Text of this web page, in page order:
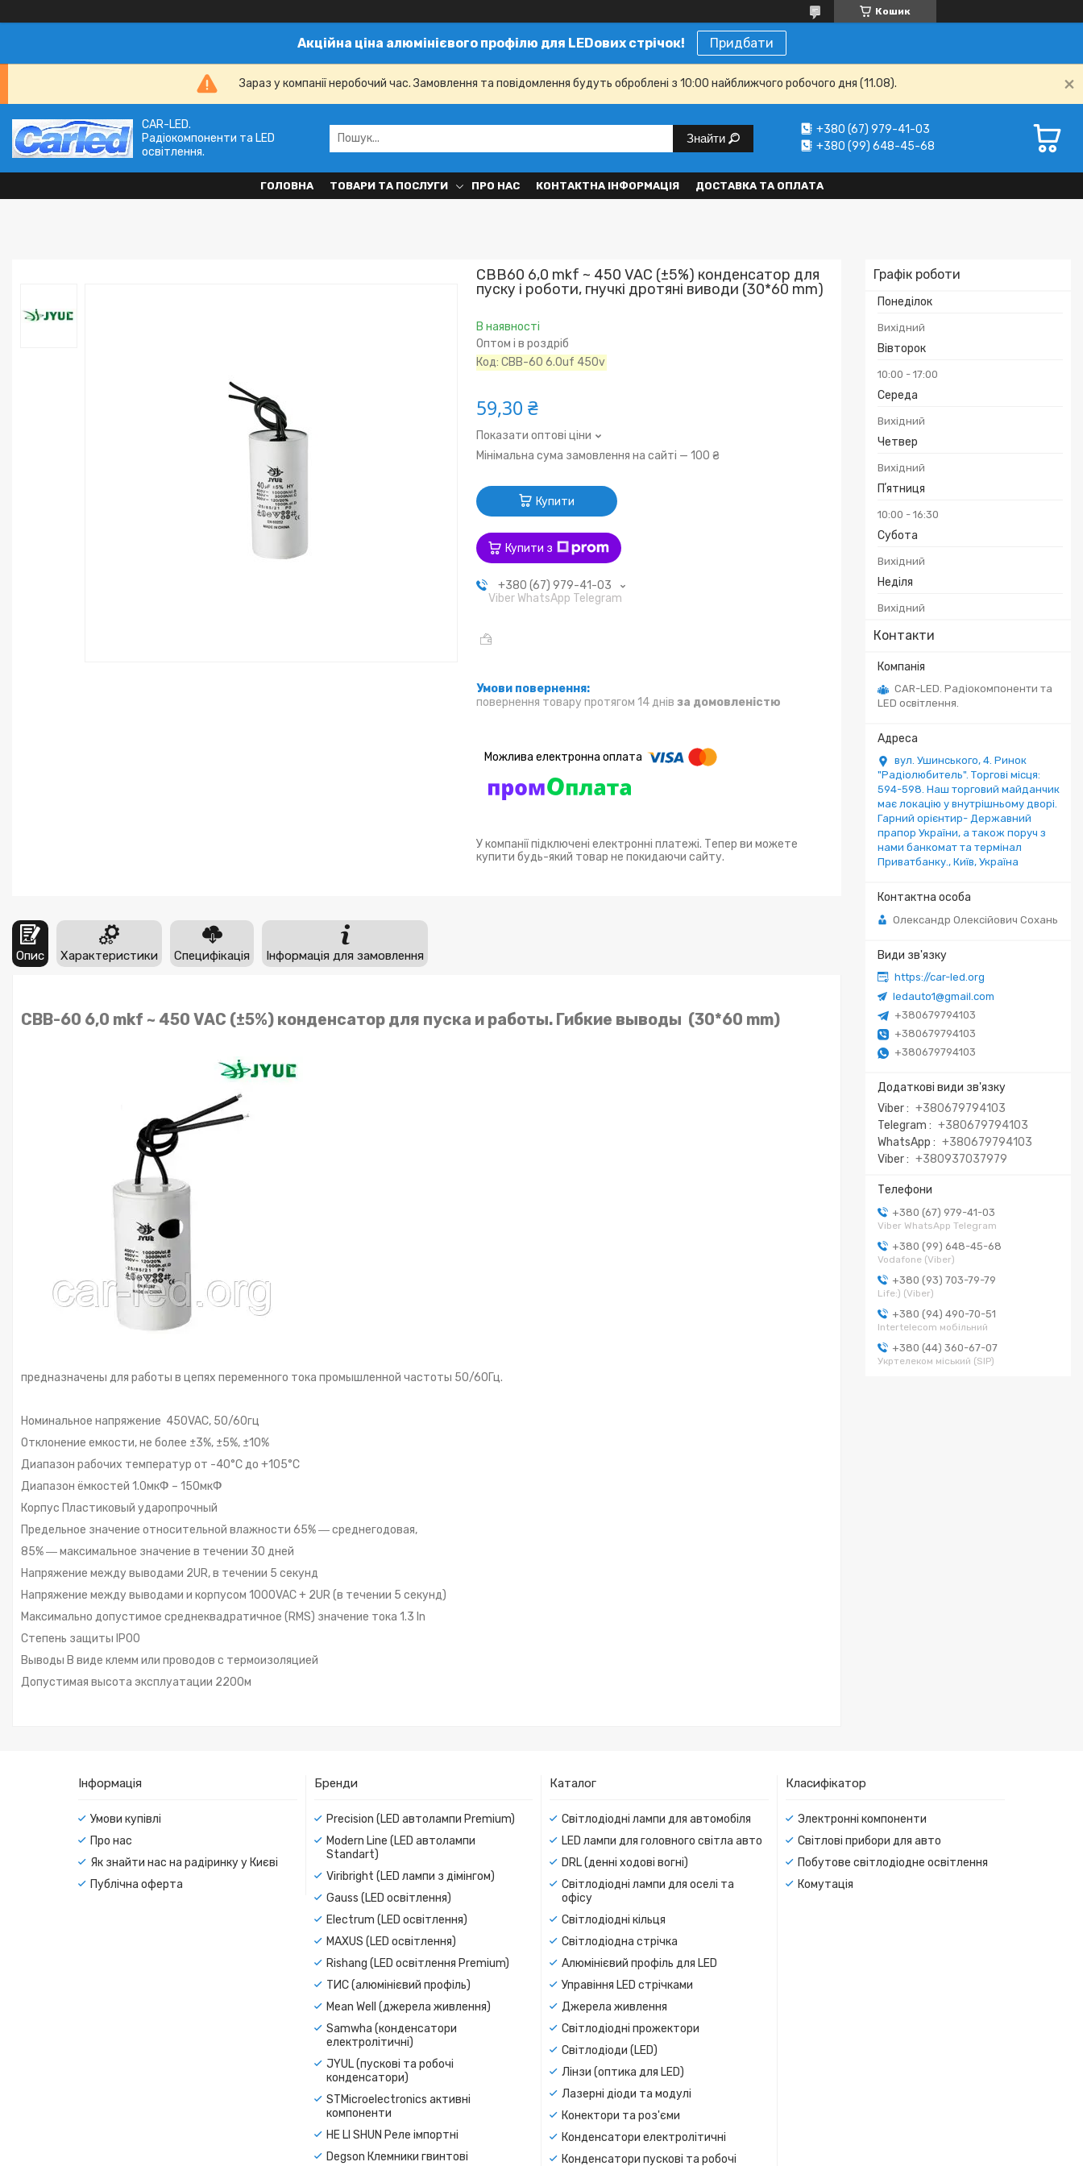
Кошик
Акційна ціна алюмінієвого профілю для LEDових стрічок! Придбати
Зараз у компанії неробочий час. Замовлення та повідомлення будуть оброблені з 10:00 найближчого робочого дня (11.08).
CAR-LED.
Радіокомпоненти та LED
освітлення.
Знайти
+380 (67) 979-41-03
+380 (99) 648-45-68
ГОЛОВНА ТОВАРИ ТА ПОСЛУГИ ПРО НАС КОНТАКТНА ІНФОРМАЦІЯ ДОСТАВКА ТА ОПЛАТА
Графік роботи
Понеділок
Вихідний
Вівторок
10:00 17:00
Середа
Вихідний
Четвер
Вихідний
Пʼятниця
10:00 16:30
Субота
Вихідний
Неділя
Вихідний
Контакти
CAR-LED. Радіокомпоненти та
LED освітлення.
вул. Ушинського, 4. Ринок
"Радіолюбитель". Торгові місця:
594-598. Наш торговий майданчик
має локацію у внутрішньому дворі.
Гарний орієнтир- Державний
прапор України, а також поруч з
нами банкомат та термінал
Приватбанку., Київ, Україна
Олександр Олексійович Сохань
https://car-led.org
ledauto1@gmail.com
+380679794103
+380679794103
+380679794103
Viber
+380679794103
Telegram
+380679794103
WhatsApp
+380679794103
Viber
+380937037979
+380 (67) 979-41-03
Viber WhatsApp Telegram
+380 (99) 648-45-68
Vodafone (Viber)
+380 (93) 703-79-79
Life:) (Viber)
+380 (94) 490-70-51
Intertelecom мобільний
+380 (44) 360-67-07
Укртелеком міський (SIP)
CBB60 6,0 mkf ~ 450 VAC (±5%) конденсатор для
пуску і роботи, гнучкі дротяні виводи (30*60 mm)
В наявності
Оптом і в роздріб
Код:CBB-60 6.0uf 450v
59,30 ₴
Показати оптові ціни
Мінімальна сума замовлення на сайті — 100 ₴
Купити
Купити з
+380 (67) 979-41-03
Viber WhatsApp Telegram
повернення товару протягом 14 днів за домовленістю
У компанії підключені електронні платежі. Тепер ви можете
купити будь-який товар не покидаючи сайту.
Опис Характеристики Специфікація Інформація для замовлення
CBB-60 6,0 mkf ~ 450 VAC (±5%) конденсатор для пуска и работы. Гибкие выводы (30*60 mm)
предназначены для работы в цепях переменного тока промышленной частоты 50/60Гц.
Номинальное напряжение 450VAC, 50/60гц
Отклонение емкости, не более ±3%, ±5%, ±10%
Диапазон рабочих температур от -40°С до +105°С
Диапазон ёмкостей 1.0мкФ – 150мкФ
Корпус Пластиковый ударопрочный
Предельное значение относительной влажности 65% ― среднегодовая,
85% ― максимальное значение в течении 30 дней
Напряжение между выводами 2UR, в течении 5 секунд
Напряжение между выводами и корпусом 1000VAC + 2UR (в течении 5 секунд)
Максимально допустимое среднеквадратичное (RMS) значение тока 1.3 In
Степень защиты IP00
Выводы В виде клемм или проводов с термоизоляцией
Допустимая высота эксплуатации 2200м
Інформація
Умови купівлі
Про нас
Як знайти нас на радіринку у Києві
Публічна оферта
Бренди
Precision (LED автолампи Premium)
Modern Line (LED автолампи
Standart)
Viribright (LED лампи з дімінгом)
Gauss (LED освітлення)
Electrum (LED освітлення)
MAXUS (LED освітлення)
Rishang (LED освітлення Premium)
ТИС (алюмінієвий профіль)
Mean Well (джерела живлення)
Samwha (конденсатори
електролітичні)
JYUL (пускові та робочі
конденсатори)
STMicroelectronics активні
компоненти
HE LI SHUN Реле імпортні
Degson Клемники гвинтові
Каталог
Світлодіодні лампи для автомобіля
LED лампи для головного світла авто
DRL (денні ходові вогні)
Світлодіодні лампи для оселі та
офісу
Світлодіодні кільця
Світлодіодна стрічка
Алюмінієвий профіль для LED
Управіння LED стрічками
Джерела живлення
Світлодіодні прожектори
Світлодіоди (LED)
Лінзи (оптика для LED)
Лазерні діоди та модулі
Конектори та роз'єми
Конденсатори електролітичні
Конденсатори пускові та робочі
Класифікатор
Электронні компоненти
Світлові прибори для авто
Побутове світлодіодне освітлення
Комутація